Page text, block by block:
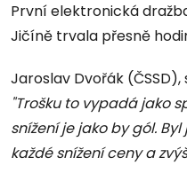
První elektronická
Jičíně trvala přesně
Jaroslav Dvořák
"Trošku to vypadá jako
snížení je jako by gól.
každé snížení ceny a